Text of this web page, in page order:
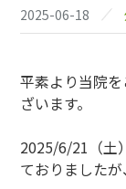
2025-06-18
平素より当院
ざいます。
2025/6/21（土
ておりましたが